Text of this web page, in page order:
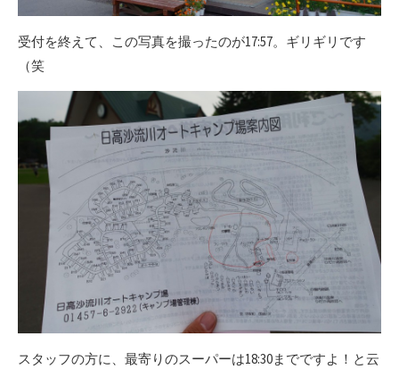
受付を終えて、この写真を撮ったのが17:57。ギリギリです
（笑
スタッフの方に、最寄りのスーパーは18:30までですよ！と云